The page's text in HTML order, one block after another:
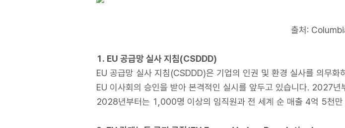
출처:
1. EU 공급망 실사 지침(CSDDD)
EU 공급망 실사 지침(CSDDD)은 기업의 인권 및 환경 실사를 의무
EU 이사회의 승인을 받아 본격적인 실시를 앞두고 있습니다. 2027년
2028년부터는 1,000명 이상의 임직원과 전 세계 순 매출 4억 5천만